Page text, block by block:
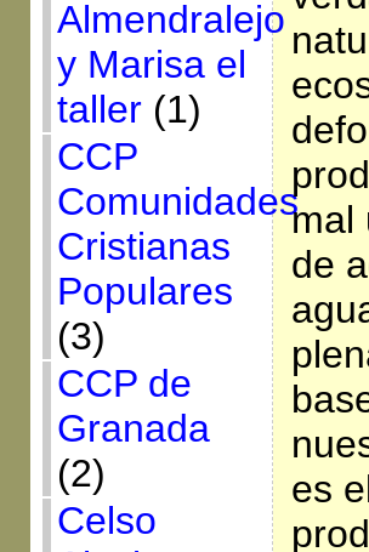
Almendralejo
y Marisa el
taller(1)
CCP
Comunidades
Cristianas
Populares
(3)
CCP de
Granada
(2)
Celso
mal
de
es